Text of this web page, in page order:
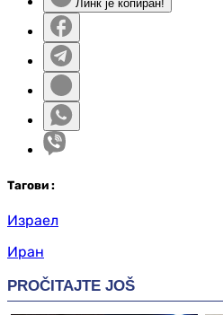
Линк је копиран!
Тагови :
Израел
Иран